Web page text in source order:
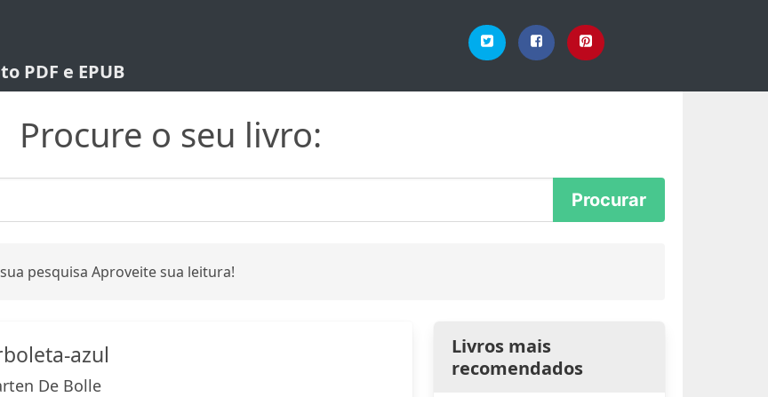
PDF e EPUB
Procure o seu livro:
pesquisa Aproveite sua leitura!
azul
De Bolle
Livros mais
recomendados